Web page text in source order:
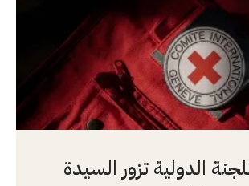
الدولية تزور السيدة